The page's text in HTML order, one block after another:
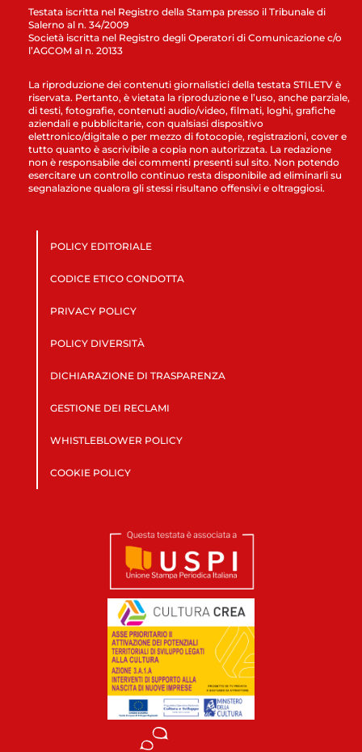
Testata iscritta nel Registro della Stampa presso il Tribunale di
Salerno al n. 34/2009
Società iscritta nel Registro degli Operatori di Comunicazione c/o
l’AGCOM al n. 20133
La riproduzione dei contenuti giornalistici della testata STILETV è
riservata. Pertanto, è vietata la riproduzione e l’uso, anche parziale,
di testi, fotografie, contenuti audio/video, filmati, loghi, grafiche
aziendali e pubblicitarie, con qualsiasi dispositivo
elettronico/digitale o per mezzo di fotocopie, registrazioni, cover e
tutto quanto è ascrivibile a copia non autorizzata. La redazione
non è responsabile dei commenti presenti sul sito. Non potendo
esercitare un controllo continuo resta disponibile ad eliminarli su
segnalazione qualora gli stessi risultano offensivi e oltraggiosi.
POLICY EDITORIALE
CODICE ETICO CONDOTTA
PRIVACY POLICY
POLICY DIVERSITÀ
DICHIARAZIONE DI TRASPARENZA
GESTIONE DEI RECLAMI
WHISTLEBLOWER POLICY
COOKIE POLICY